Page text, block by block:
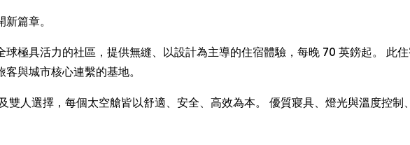
篇章。
具活力的社區，提供無縫、以設計為主導的住宿體驗，每晚 70 英鎊起。 此
與城市核心連繫的基地。
人選擇，每個太空艙皆以舒適、安全、高效為本。 優質寢具、燈光與溫度控制